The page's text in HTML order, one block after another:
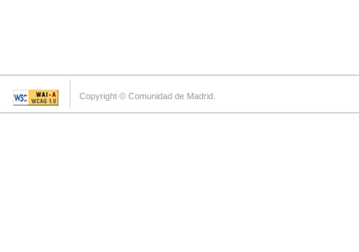
Copyright © Comunidad de Madrid.